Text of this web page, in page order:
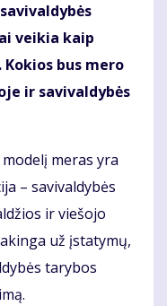
veikia kaip
bus mero
ir savivaldybės
meras yra
– savivaldybės
ir viešojo
už įstatymų,
tarybos